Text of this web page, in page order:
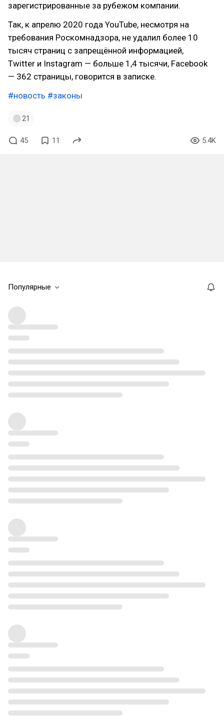
зарегистрированные за рубежом компании.
Так, к апрелю 2020 года YouTube, несмотря на
требования Роскомнадзора, не удалил более 10
тысяч страниц с запрещённой информацией,
Twitter и Instagram — больше 1,4 тысячи, Facebook
— 362 страницы, говорится в записке.
#новость #законы
21
45 11 5.4K
Популярные